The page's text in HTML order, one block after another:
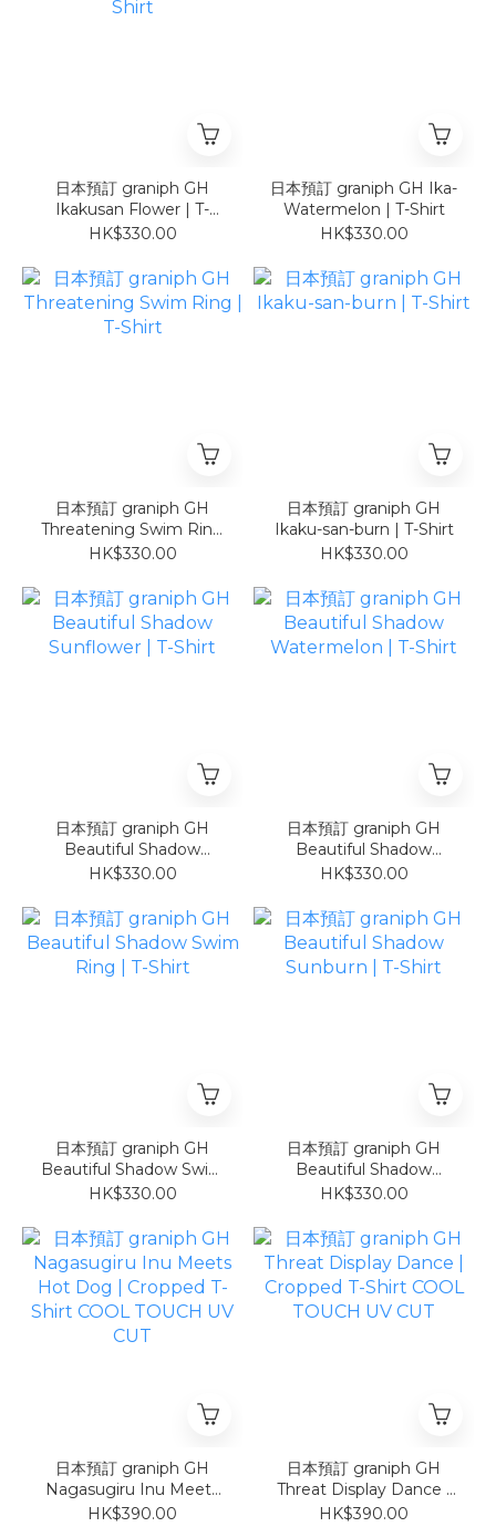
日本預訂 graniph GH
Ikakusan Flower | T-
Shirt
HK$330.00
日本預訂 graniph GH Ika-
Watermelon | T-Shirt
HK$330.00
日本預訂 graniph GH
Threatening Swim Ring
| T-Shirt
HK$330.00
日本預訂 graniph GH
Ikaku-san-burn | T-Shirt
HK$330.00
日本預訂 graniph GH
Beautiful Shadow
Sunflower | T-Shirt
HK$330.00
日本預訂 graniph GH
Beautiful Shadow
Watermelon | T-Shirt
HK$330.00
日本預訂 graniph GH
Beautiful Shadow Swim
Ring | T-Shirt
HK$330.00
日本預訂 graniph GH
Beautiful Shadow
Sunburn | T-Shirt
HK$330.00
日本預訂 graniph GH
Nagasugiru Inu Meets
Hot Dog | Cropped T-
HK$390.00
日本預訂 graniph GH
Threat Display Dance |
Cropped T-Shirt COOL
HK$390.00